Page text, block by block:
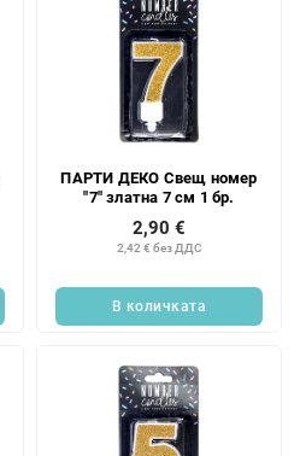
ПАРТИ ДЕКО Свещ номер
"7" златна 7 см 1 бр.
2,42 € без ДДС
2,90 €
В количката